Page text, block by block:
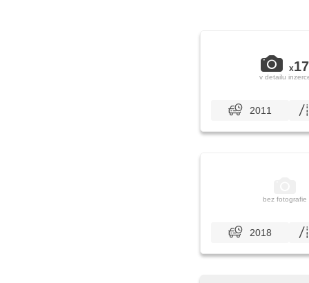
x17
v detailu
2011
bez fotografie
2018